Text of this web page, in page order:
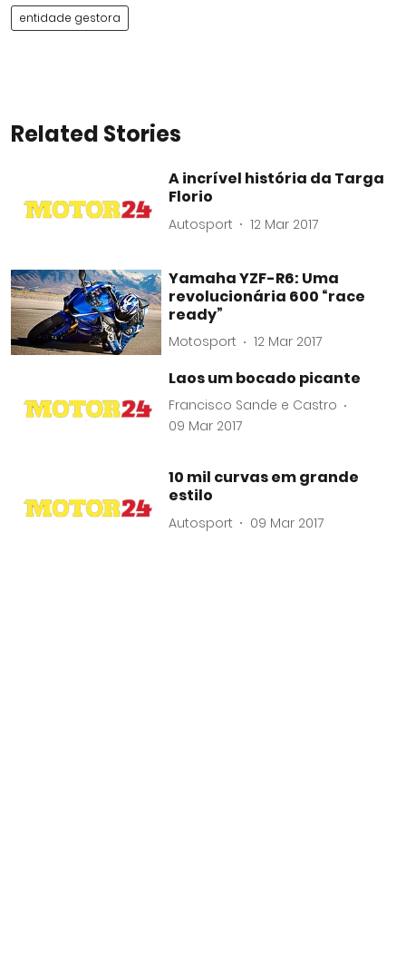
entidade gestora
Related Stories
A incrível história da Targa
Florio
Autosport 12 Mar 2017
Yamaha YZF-R6: Uma
revolucionária 600 “race
ready”
Motosport 12 Mar 2017
Laos um bocado picante
Francisco Sande e Castro
09 Mar 2017
10 mil curvas em grande
estilo
Autosport 09 Mar 2017